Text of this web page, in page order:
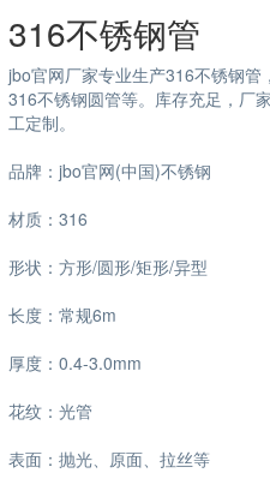
316不锈钢管
jbo官网厂家专业生产316不锈钢管
316不锈钢圆管等。库存充足，厂
工定制。
品牌：jbo官网(中国)不锈钢
材质：316
形状：方形/圆形/矩形/异型
长度：常规6m
厚度：0.4-3.0mm
花纹：光管
表面：抛光、原面、拉丝等